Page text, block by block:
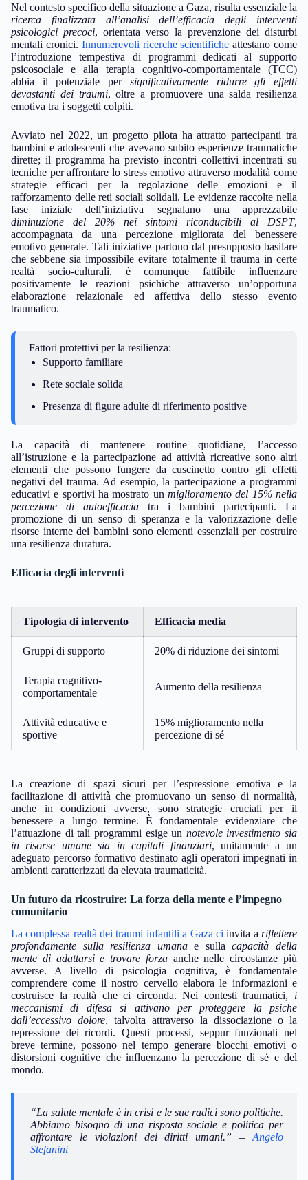
Nel contesto specifico della situazione a Gaza, risulta essenziale la
ricerca finalizzata all’analisi dell’efficacia degli interventi
psicologici precoci, orientata verso la prevenzione dei disturbi
mentali cronici. Innumerevoli ricerche scientifiche attestano come
l’introduzione tempestiva di programmi dedicati al supporto
psicosociale e alla terapia cognitivo-comportamentale (TCC)
abbia il potenziale per significativamente ridurre gli effetti
devastanti dei traumi, oltre a promuovere una salda resilienza
emotiva tra i soggetti colpiti.
Avviato nel 2022, un progetto pilota ha attratto partecipanti tra
bambini e adolescenti che avevano subito esperienze traumatiche
dirette; il programma ha previsto incontri collettivi incentrati su
tecniche per affrontare lo stress emotivo attraverso modalità come
strategie efficaci per la regolazione delle emozioni e il
rafforzamento delle reti sociali solidali. Le evidenze raccolte nella
fase iniziale dell’iniziativa segnalano una apprezzabile
diminuzione del 20% nei sintomi riconducibili al DSPT,
accompagnata da una percezione migliorata del benessere
emotivo generale. Tali iniziative partono dal presupposto basilare
che sebbene sia impossibile evitare totalmente il trauma in certe
realtà socio-culturali, è comunque fattibile influenzare
positivamente le reazioni psichiche attraverso un’opportuna
elaborazione relazionale ed affettiva dello stesso evento
traumatico.
Fattori protettivi per la resilienza:
Supporto familiare
Rete sociale solida
Presenza di figure adulte di riferimento positive
La capacità di mantenere routine quotidiane, l’accesso
all’istruzione e la partecipazione ad attività ricreative sono altri
elementi che possono fungere da cuscinetto contro gli effetti
negativi del trauma. Ad esempio, la partecipazione a programmi
educativi e sportivi ha mostrato un miglioramento del 15% nella
percezione di autoefficacia tra i bambini partecipanti. La
promozione di un senso di speranza e la valorizzazione delle
risorse interne dei bambini sono elementi essenziali per costruire
una resilienza duratura.
Efficacia degli interventi
Tipologia di intervento Efficacia media
Gruppi di supporto 20% di riduzione dei sintomi
Terapia cognitivo-
comportamentale
Aumento della resilienza
Attività educative e
sportive
15% miglioramento nella
percezione di sé
La creazione di spazi sicuri per l’espressione emotiva e la
facilitazione di attività che promuovano un senso di normalità,
anche in condizioni avverse, sono strategie cruciali per il
benessere a lungo termine. È fondamentale evidenziare che
l’attuazione di tali programmi esige un notevole investimento sia
in risorse umane sia in capitali finanziari, unitamente a un
adeguato percorso formativo destinato agli operatori impegnati in
ambienti caratterizzati da elevata traumaticità.
Un futuro da ricostruire: La forza della mente e l’impegno
comunitario
La complessa realtà dei traumi infantili a Gaza ci invita ariflettere
profondamente sulla resilienza umanae sullacapacità della
mente di adattarsi e trovare forzaanche nelle circostanze più
avverse. A livello di psicologia cognitiva, è fondamentale
comprendere come il nostro cervello elabora le informazioni e
costruisce la realtà che ci circonda. Nei contesti traumatici, i
meccanismi di difesa si attivano per proteggere la psiche
dall’eccessivo dolore, talvolta attraverso la dissociazione o la
repressione dei ricordi. Questi processi, seppur funzionali nel
breve termine, possono nel tempo generare blocchi emotivi o
distorsioni cognitive che influenzano la percezione di sé e del
mondo.
“La salute mentale è in crisi e le sue radici sono politiche.
Abbiamo bisogno di una risposta sociale e politica per
affrontare le violazioni dei diritti umani.” – Angelo
Stefanini